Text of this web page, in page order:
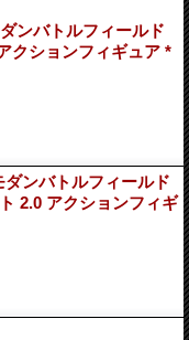
ンバトルフィールド
クションフィギュア *
ンバトルフィールド
2.0 アクションフィギ